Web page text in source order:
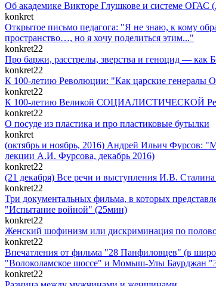
Об академике Викторе Глушкове и системе ОГАС
konkret
Открытое письмо педагога: "Я не знаю, к кому
пространство…, но я хочу поделиться этим..."
konkret22
Про баржи, расстрелы, зверства и геноцид — как
konkret22
К 100-летию Революции: "Как царские генералы
konkret22
К 100-летию Великой СОЦИАЛИСТИЧЕСКОЙ
konkret22
О посуде из пластика и про пластиковые бутылки
konkret
(октябрь и ноябрь, 2016) Андрей Ильич Фурсов:
лекции А.И. Фурсова, декабрь 2016)
konkret22
(21 декабря) Все речи и выступления И.В.
konkret22
Три документальных фильма, в которых
"Испытание войной" (25мин)
konkret22
Женский шофинизм или дискриминация по
konkret22
Впечатления от фильма "28 Панфиловцев" (в
"Волоколамское шоссе" и Момыш-Улы Баурджан
konkret22